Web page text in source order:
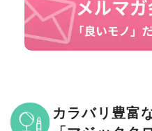
カラバリ豊富